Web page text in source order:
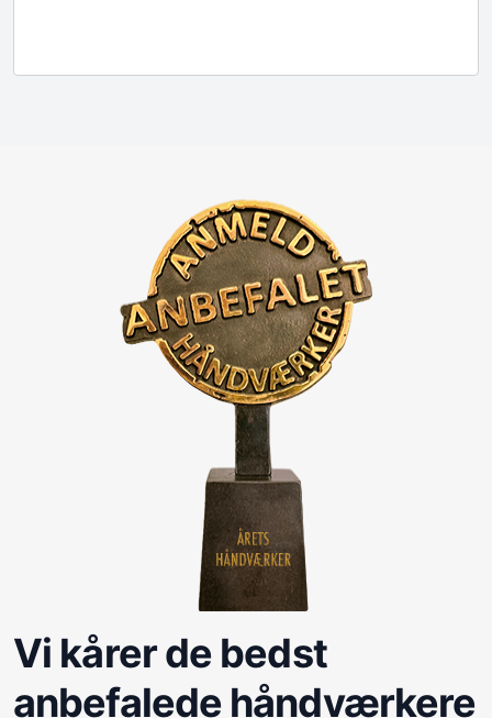
Vi kårer de bedst
anbefalede håndværkere